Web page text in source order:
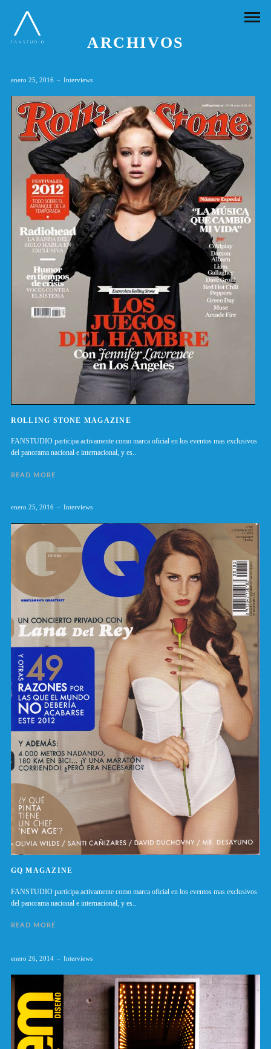
ARCHIVOS
enero 25, 2016 Interviews
ROLLING STONE MAGAZINE
FANSTUDIO participa activamente como marca oficial en los eventos mas exclusivos
del panorama nacional e internacional, y es..
READ MORE
enero 25, 2016 Interviews
GQ MAGAZINE
FANSTUDIO participa activamente como marca oficial en los eventos mas exclusivos
del panorama nacional e internacional, y es..
READ MORE
enero 26, 2014 Interviews